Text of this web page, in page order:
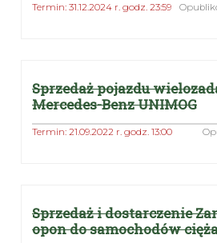
Termin: 31.12.2024 r. godz. 23:59
Sprzedaż pojazdu
Mercedes-Benz UNIMOG
Termin: 21.09.2022 r. godz. 13:00
Sprzedaż i dostarczenie
opon do samochodów